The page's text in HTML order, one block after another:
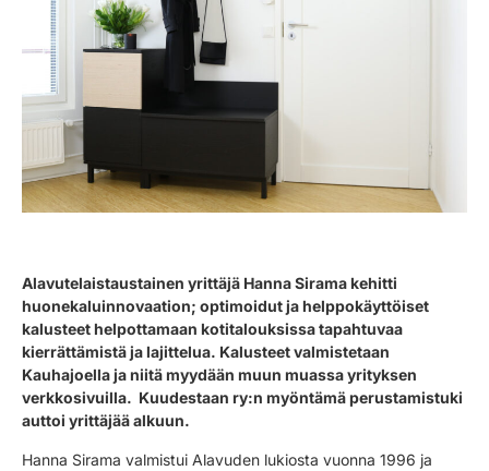
Alavutelaistaustainen yrittäjä Hanna Sirama kehitti
huonekaluinnovaation; optimoidut ja helppokäyttöiset
kalusteet helpottamaan kotitalouksissa tapahtuvaa
kierrättämistä ja lajittelua. Kalusteet valmistetaan
Kauhajoella ja niitä myydään muun muassa yrityksen
verkkosivuilla. Kuudestaan ry:n myöntämä perustamistuki
auttoi yrittäjää alkuun.
Hanna Sirama valmistui Alavuden lukiosta vuonna 1996 ja